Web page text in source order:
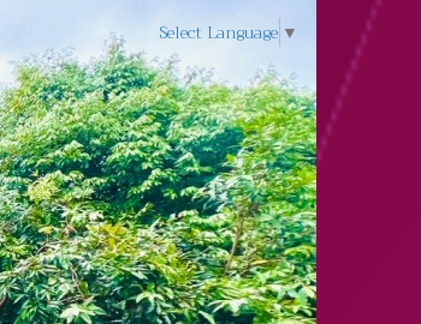
Select Language ▼